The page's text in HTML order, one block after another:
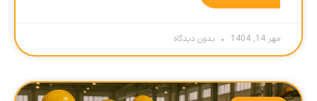
مهر 14, 1404 بدون دیدگاه